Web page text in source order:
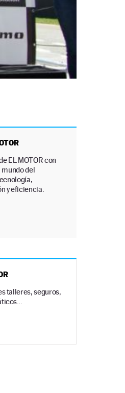
EL MOTOR con
del
y eficiencia.
talleres, seguros,